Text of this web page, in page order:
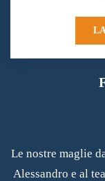
Le nostre maglie
Alessandro e al